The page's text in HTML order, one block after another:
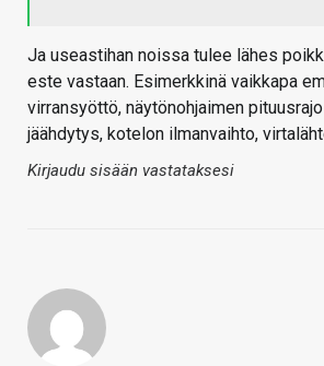
Ja useastihan noissa tulee lähes
este vastaan. Esimerkkinä vaikkapa
virransyöttö, näytönohjaimen
jäähdytys, kotelon ilmanvaihto,
Kirjaudu sisään vastataksesi